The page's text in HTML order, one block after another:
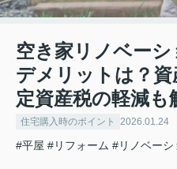
空き家リノベー
デメリットは？資
定資産税の軽減も
住宅購入時のポイント 2026.01.24
#平屋 #リフォーム #リノベーシ